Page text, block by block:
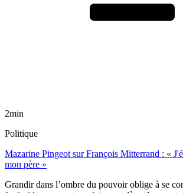
2min
Politique
Mazarine Pingeot sur François Mitterrand : «
mon père »
Grandir dans l’ombre du pouvoir oblige à se